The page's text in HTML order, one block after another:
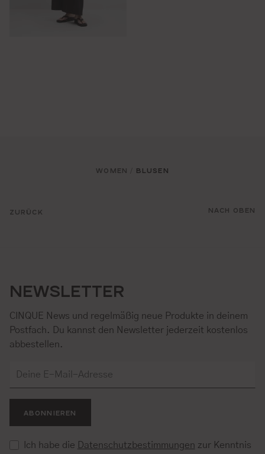
ZURÜCK
WOMEN BLUSEN
NACH OBEN
NEWSLETTER
CINQUE News und regelmäßig neue Produkte in deinem
Postfach. Du kannst den Newsletter jederzeit kostenlos
abbestellen.
ABONNIEREN
Ich habe die Datenschutzbestimmungen zur Kenntnis